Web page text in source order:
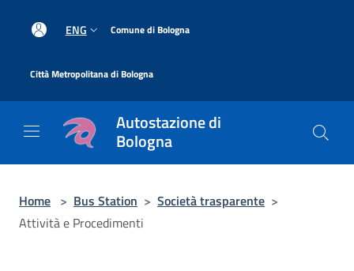
ENG Comune di Bologna
Città Metropolitana di Bologna
Autostazione di
Bologna
Home > Bus Station > Società trasparente >
Attività e Procedimenti